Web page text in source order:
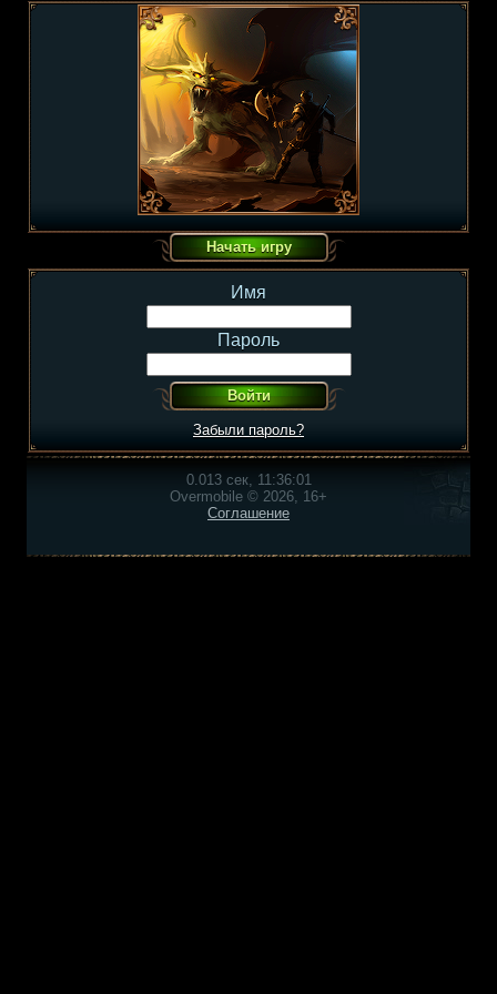
Имя
Пароль
Забыли пароль?
0.013 сек, 11:36:01
Overmobile © 2026, 16+
Соглашение